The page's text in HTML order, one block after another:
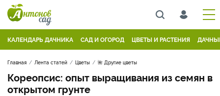
КАЛЕНДАРЬ ДАЧНИКА САД И ОГОРОД ЦВЕТЫ И РАСТЕНИЯ
Главная Лента статей Цветы 🌺 Другие цветы
Кореопсис: опыт выращивания из семян в
открытом грунте